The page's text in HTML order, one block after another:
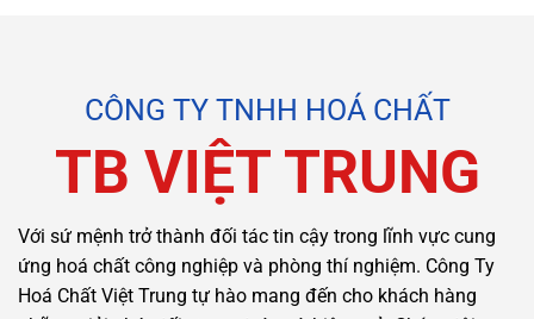
CÔNG TY TNHH HOÁ CHẤT
TB VIỆT TRUNG
Với sứ mệnh trở thành đối tác tin cậy trong lĩnh vực cung
ứng hoá chất công nghiệp và phòng thí nghiệm. Công Ty
Hoá Chất Việt Trung tự hào mang đến cho khách hàng